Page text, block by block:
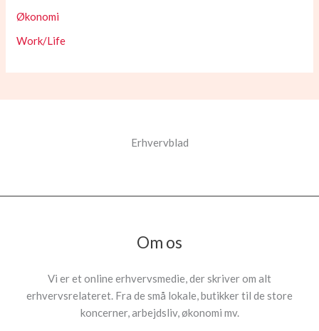
Økonomi
Work/Life
Erhvervblad
Om os
Vi er et online erhvervsmedie, der skriver om alt
erhvervsrelateret. Fra de små lokale, butikker til de store
koncerner, arbejdsliv, økonomi mv.